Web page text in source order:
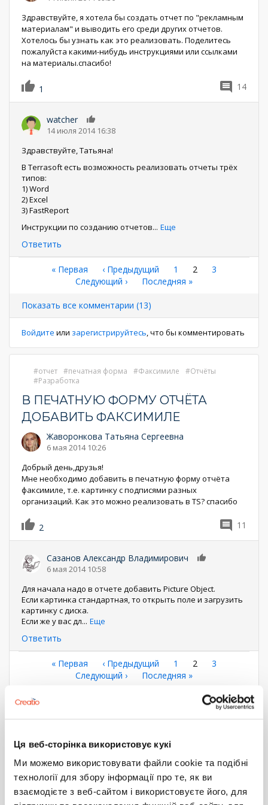
Ця веб-сторінка використовує кукі
Ми можемо використовувати файли cookie та подібні
технології для збору інформації про те, як ви
взаємодієте з веб-сайтом і використовуєте його, для
Здравствуйте, я хотела бы создать отчет по "рекламным
материалам" и выводить его среди других отчетов.
Хотелось бы узнать как это реализовать. Поделитесь
пожалуйста какими-нибудь инструкциями или ссылками
на материалы.спасибо!
1 14
watcher
14 июля 2014 16:38
Здравствуйте, Татьяна!
В Terrasoft есть возможность реализовать отчеты трёх
типов:
1) Word
2) Excel
3) FastReport
Инструкции по созданию отчетов... Еще
Ответить
Нумерация
страниц
Первая
страница
« Первая ←
‹ Предыдущий Страница
1
Текущая
2 Страница
3
Следующая
Следующий ›
Последняя
Последняя »
Показать все комментарии (13)
Войдите или зарегистрируйтесь, что бы комментировать
отчет печатная форма Факсимиле
Отчёты
Разработка
В ПЕЧАТНУЮ ФОРМУ ОТЧЁТА
ДОБАВИТЬ ФАКСИМИЛЕ
Жаворонкова Татьяна Сергеевна
6 мая 2014 10:26
Добрый день,друзья!
Мне необходимо добавить в печатную форму отчёта
факсимиле, т.е. картинку с подписями разных
организаций. Как это можно реализовать в TS? спасибо
2 11
Сазанов Александр Владимирович
6 мая 2014 10:58
Для начала надо в отчете добавить Picture Object.
Если картинка стандартная, то открыть поле и загрузить
картинку с диска.
Если же у вас дл... Еще
Ответить
Нумерация
страниц
Первая
страница
« Первая ←
‹ Предыдущий Страница
1
Текущая
2 Страница
3
Следующая
Следующий ›
Последняя
Последняя »
Показать все комментарии (10)
FastReport отчет Отчёты Разработка
ИНТЕРАКТИВНОСТЬ В ОТЧЕТЕ
FASTREPORT